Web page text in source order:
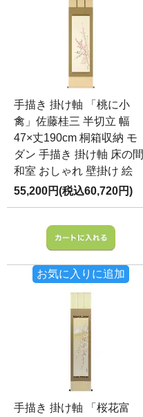
手描き 掛け軸 「桃に小
禽」佐藤桂三 半切立 幅
47×丈190cm 桐箱収納 モ
ダン 手描き 掛け軸 床の間
和室 おしゃれ 壁掛け 絵
55,200円(税込60,720円)
お気に入りに追加
手描き 掛け軸 「桜花富